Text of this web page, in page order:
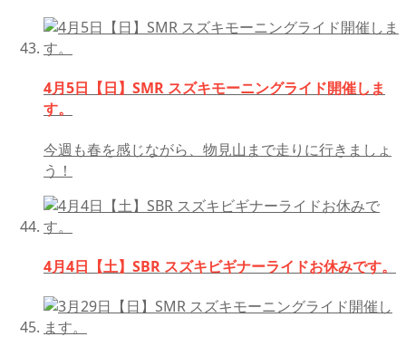
4月5日【日】SMR スズキモーニングライド開催しま
す。
今週も春を感じながら、物見山まで走りに行きましょ
う！
4月4日【土】SBR スズキビギナーライドお休みです。